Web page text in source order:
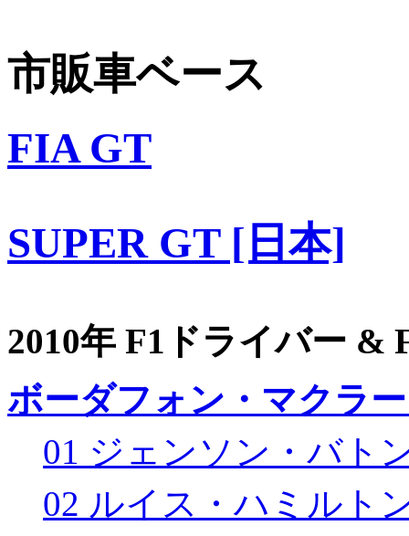
市販車ベース
FIA GT
SUPER GT [日本]
2010年 F1ドライバー &
ボーダフォン・マクラ
01 ジェンソン・バト
02 ルイス・ハミルト